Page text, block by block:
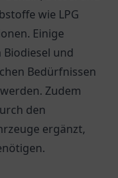
wie LPG
Einige
und
Bedürfnissen
Zudem
den
ergänzt,